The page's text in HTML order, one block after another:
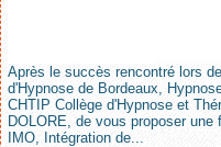
Après le succès rencontré lors
d'Hypnose de Bordeaux,
CHTIP Collège d'Hypnose et
DOLORE, de vous proposer
IMO, Intégration de...